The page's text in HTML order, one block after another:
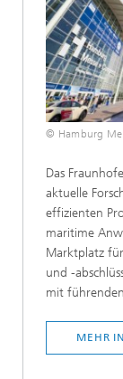
© Hamburg
Das
aktuelle
effizienten
maritime
Marktplatz
und -
mit
MEHR